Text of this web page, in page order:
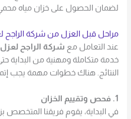
لضمان الحصول على خزان مياه
مراحل قبل العزل من شركة الراجح
عند التعامل مع شركة الراجح لعزل
خدمة متكاملة ومهنية من البداية
النتائج. هناك خطوات مهمة يجب
1. فحص وتقييم الخزان
في البداية، يقوم فريقنا المتخصص